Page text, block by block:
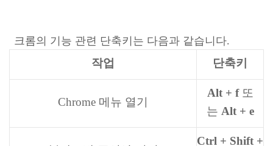
크롬의 기능 관련 단축키는 다음과 같습니다.
작업 단축키
Chrome 메뉴 열기
Alt + f 또
는 Alt + e
Ctrl + Shift +